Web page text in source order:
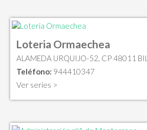
Loteria Ormaechea
ALAMEDA URQUIJO-52, CP 48011
Teléfono: 944410347
Ver series >